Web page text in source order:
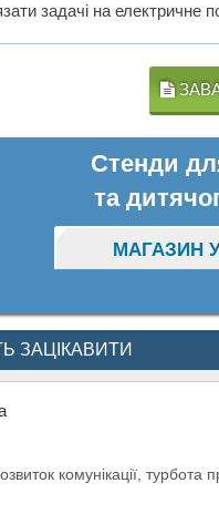
задачі на електричне
Стенди
та
МАГАЗИН
ЗАЦІКАВИТИ
комунікації, турбота